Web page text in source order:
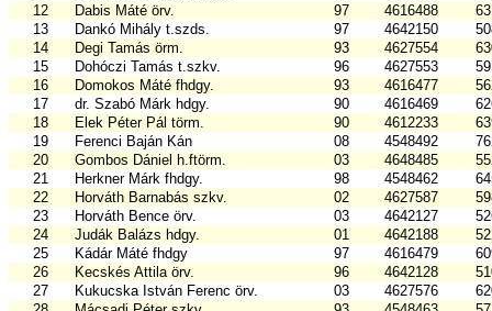
12
Dabis Máté örv. 97 4616488
13
Dankó Mihály t.szds. 97 4642150
14
Degi Tamás örm. 93 4627554
15
Dohóczi Tamás t.szkv. 96 4627553
16
Domokos Máté fhdgy. 93 4616477
17
dr. Szabó Márk hdgy. 90 4616469
18
Elek Péter Pál törm. 90 4612233
19
Ferenci Baján Kán 08 4548492
20
Gombos Dániel h.ftörm. 03 4648485
21
Herkner Márk fhdgy. 98 4548462
22
Horváth Barnabás szkv. 02 4627587
23
Horváth Bence örv. 03 4642127
24
Judák Balázs hdgy. 01 4642188
25
Kádár Máté fhdgy 97 4616479
26
Kecskés Attila örv. 96 4642128
27
Kukucska István Ferenc örv. 03 4627576